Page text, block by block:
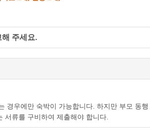
주세요.
경우에만 숙박이 가능합니다. 하지만 부모 동행
서류를 구비하여 제출해야 합니다.